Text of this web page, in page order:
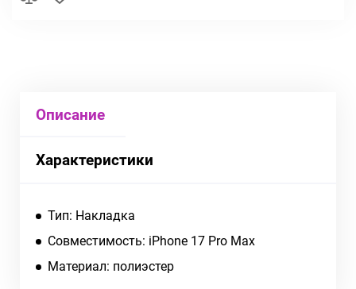
Описание
Характеристики
Тип: Накладка
Совместимость: iPhone 17 Pro Max
Материал: полиэстер